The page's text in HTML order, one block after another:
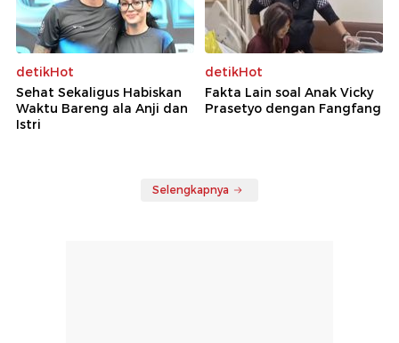
detikHot
Sehat Sekaligus Habiskan
Waktu Bareng ala Anji dan
Istri
detikHot
Fakta Lain soal Anak Vicky
Prasetyo dengan Fangfang
Selengkapnya